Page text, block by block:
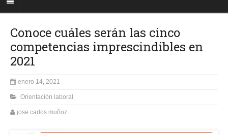
Conoce cuáles serán las cinco
competencias imprescindibles en
2021
enero 14, 2021
Orientación laboral
jose carlos muñoz